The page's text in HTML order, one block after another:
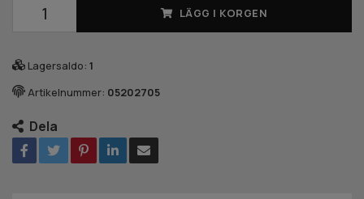
LÄGG I KORGEN
Lagersaldo: 1
Artikelnummer: 05202705
Dela